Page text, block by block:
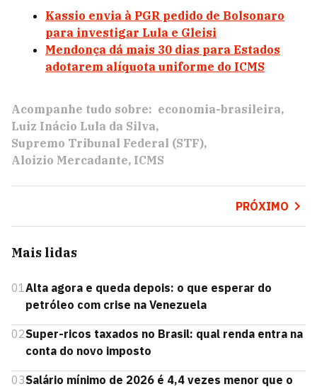
Kassio envia à PGR pedido de Bolsonaro
para investigar Lula e Gleisi
Mendonça dá mais 30 dias para Estados
adotarem alíquota uniforme do ICMS
Acompanhe tudo sobre: economia-brasileira
Luiz Inácio Lula da Silva
Supremo Tribunal Federal (STF)
Aloizio Mercadante ICMS
PRÓXIMO
Mais lidas
01Alta agora e queda depois: o que esperar do
petróleo com crise na Venezuela
02Super-ricos taxados no Brasil: qual renda entra na
conta do novo imposto
03Salário mínimo de 2026 é 4,4 vezes menor que o